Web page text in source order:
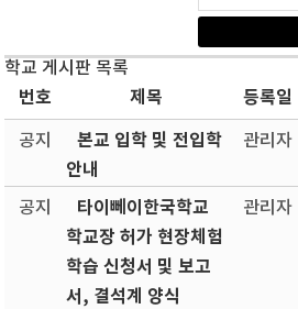
학교 게시판 목록
번호 제목 등록일
공지
본교 입학 및 전입학
안내
관리자
공지
타이뻬이한국학교
학교장 허가 현장체험
학습 신청서 및 보고
서, 결석계 양식
관리자